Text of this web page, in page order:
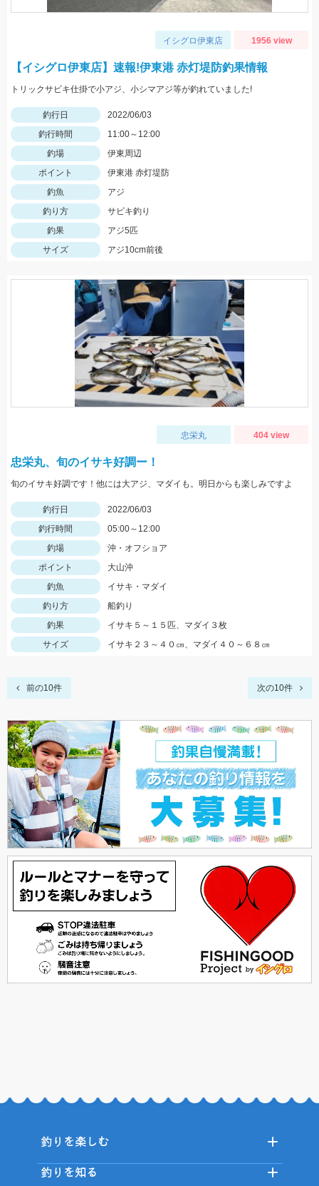
イシグロ伊東店 1956 view
【イシグロ伊東店】速報!伊東港 赤灯堤防釣果情報
トリックサビキ仕掛で小アジ、小シマアジ等が釣れていました!
釣行日
2022/06/03
釣行時間
11:00～12:00
釣場
伊東周辺
ポイント
伊東港 赤灯堤防
釣魚
アジ
釣り方
サビキ釣り
釣果
アジ5匹
サイズ
アジ10cm前後
忠栄丸 404 view
忠栄丸、旬のイサキ好調ー！
旬のイサキ好調です！他には大アジ、マダイも。明日からも楽しみですよ
釣行日
2022/06/03
釣行時間
05:00～12:00
釣場
沖・オフショア
ポイント
大山沖
釣魚
イサキ・マダイ
釣り方
船釣り
釣果
イサキ５～１５匹、マダイ３枚
サイズ
イサキ２３～４０㎝、マダイ４０～６８㎝
前の10件 次の10件
釣りを楽しむ
釣りを知る